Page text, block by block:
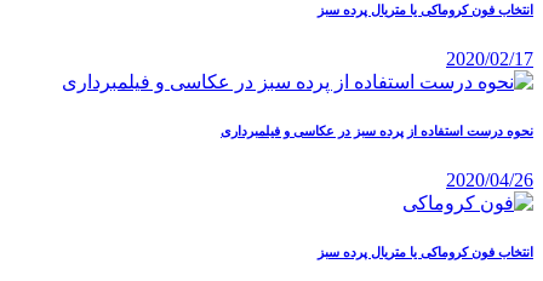
انتخاب فون کروماکی یا متریال پرده سبز
2020/02/17
نحوه درست استفاده از پرده سبز در عکاسی و فیلمبرداری
2020/04/26
انتخاب فون کروماکی یا متریال پرده سبز